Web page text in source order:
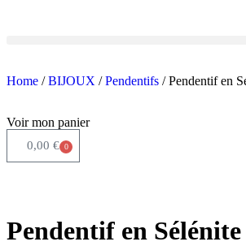
Home /BIJOUX /Pendentifs / Pendentif en
Voir mon panier
0,00 € 0
Pendentif en Sélénite